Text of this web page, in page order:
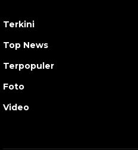
Terkini
Top News
Terpopuler
Foto
Video